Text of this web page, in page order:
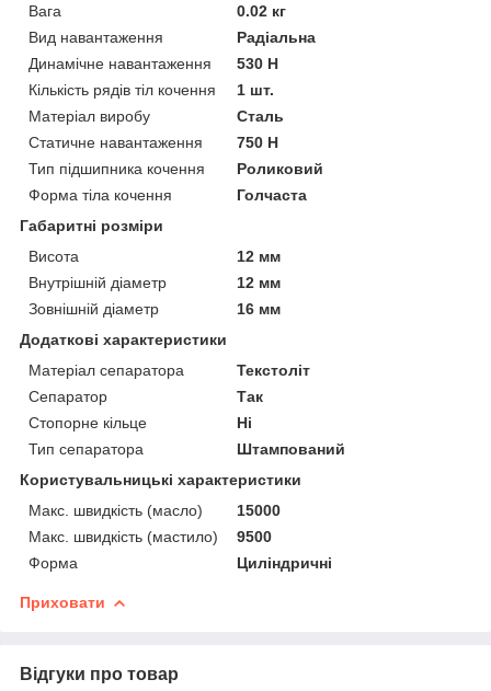
Вага
0.02 кг
Вид навантаження
Радіальна
Динамічне навантаження
530 Н
Кількість рядів тіл кочення
1 шт.
Матеріал виробу
Сталь
Статичне навантаження
750 Н
Тип підшипника кочення
Роликовий
Форма тіла кочення
Голчаста
Габаритні розміри
Висота
12 мм
Внутрішній діаметр
12 мм
Зовнішній діаметр
16 мм
Додаткові характеристики
Матеріал сепаратора
Текстоліт
Сепаратор
Так
Стопорне кільце
Ні
Тип сепаратора
Штампований
Користувальницькі характеристики
Макс. швидкість (масло)
15000
Макс. швидкість (мастило)
9500
Форма
Циліндричні
Приховати
Відгуки про товар